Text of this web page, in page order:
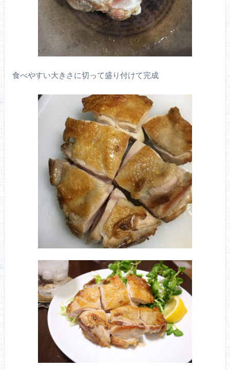
食べやすい大きさに切って盛り付けて完成